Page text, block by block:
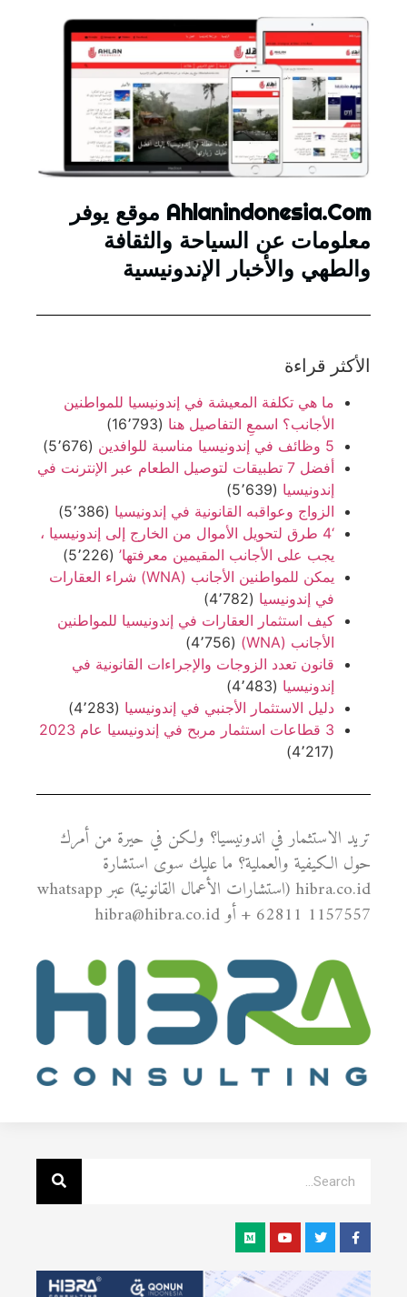
Ahlanindonesia.Com موقع يوفر
معلومات عن السياحة والثقافة
والطهي والأخبار الإندونيسية
الأكثر قراءة
ما هي تكلفة المعيشة في إندونيسيا للمواطنين
الأجانب؟ اسمعِ التفاصيل هنا (16٬793)
5 وظائف في إندونيسيا مناسبة للوافدين
(5٬676)
أفضل 7 تطبيقات لتوصيل الطعام عبر الإنترنت في
إندونيسيا (5٬639)
الزواج وعواقبه القانونية في إندونيسيا (5٬386)
‘4 طرق لتحويل الأموال من الخارج إلى إندونيسيا ،
يجب على الأجانب المقيمين معرفتها’ (5٬226)
يمكن للمواطنين الأجانب (WNA) شراء العقارات
في إندونيسيا (4٬782)
كيف استثمار العقارات في إندونيسيا للمواطنين
الأجانب (WNA)
(4٬756)
قانون تعدد الزوجات والإجراءات القانونية في
إندونيسيا (4٬483)
دليل الاستثمار الأجنبي في إندونيسيا (4٬283)
3 قطاعات استثمار مربح في إندونيسيا عام 2023
(4٬217)
تريد الاستثمار في اندونيسيا؟ ولكن في حيرة من أمرك
حول الكيفية والعملية؟ ما عليك سوى استشارة
hibra.co.id (استشارات الأعمال القانونية) عبر whatsapp
+ 62811 1157557 أو hibra@hibra.co.id